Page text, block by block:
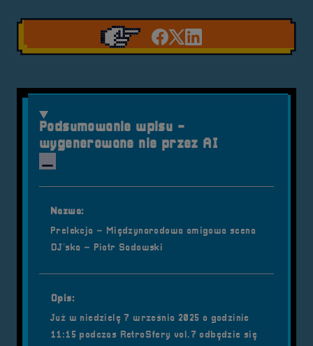
Udostępnij na
Udostępnij na
Udostępnij na
Podsumowanie wpisu -
wygenerowane nie przez AI
Nazwa:
Prelekcja – Międzynarodowa amigowa scena
DJ’ska – Piotr Sadowski
Opis:
Już w niedzielę 7 września 2025 o godzinie
11:15 podczas RetroSfery vol.7 odbędzie się